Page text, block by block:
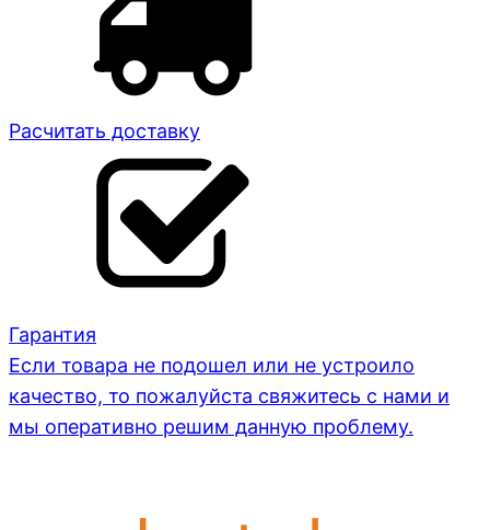
Расчитать доставку
Гарантия
Если товара не подошел или не устроило
качество, то пожалуйста свяжитесь с нами и
мы оперативно решим данную проблему.